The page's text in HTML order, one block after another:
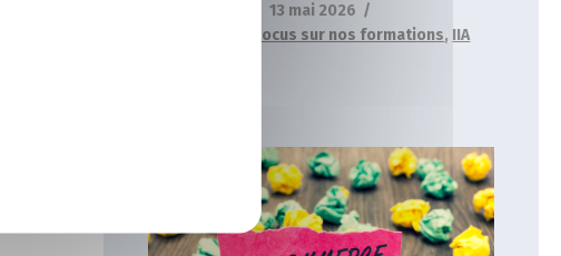
13 mai 2026
Focus sur nos formations, IIA
Formation commerce en alternance